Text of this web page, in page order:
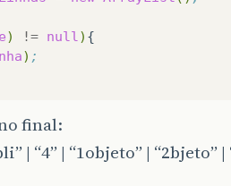
) != null )
) ;
final:
| “4” | “1objeto” | “2bjeto”